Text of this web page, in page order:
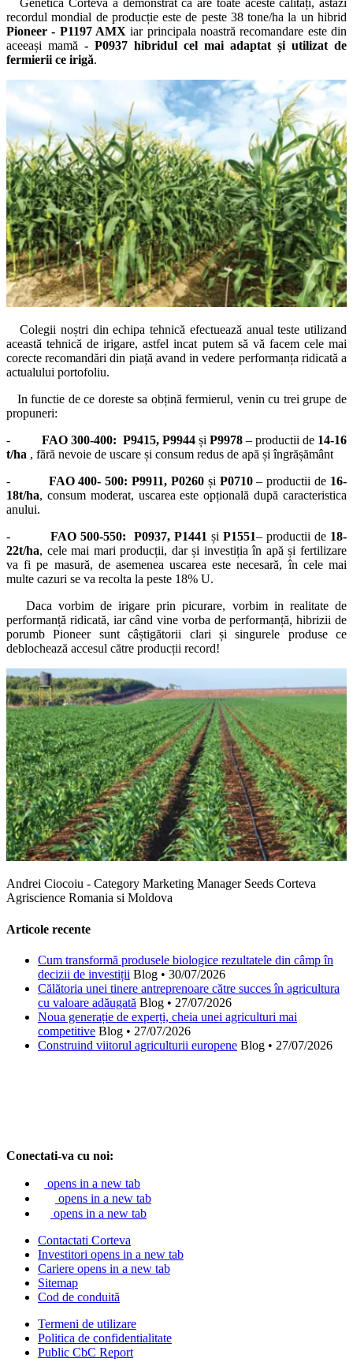
recordul mondial de producție este de peste 38 tone/ha la un hibrid
Pioneer - P1197 AMX iar principala noastră recomandare este din
aceeași mamă - P0937 hibridul cel mai adaptat și utilizat de
fermierii ce irigă.
Colegii noștri din echipa tehnică efectuează anual teste utilizand
această tehnică de irigare, astfel incat putem să vă facem cele mai
corecte recomandări din piață avand in vedere performanța ridicată a
actualului portofoliu.
In functie de ce doreste sa obțină fermierul, venin cu trei grupe de
propuneri:
- FAO 300-400: P9415, P9944 și P9978 – productii de 14-16
t/ha , fără nevoie de uscare și consum redus de apă și îngrășământ
- FAO 400- 500: P9911, P0260și P0710– productii de 16-
18t/ha, consum moderat, uscarea este opțională după caracteristica
anului.
- FAO 500-550: P0937, P1441 și P1551– productii de 18-
22t/ha, cele mai mari producții, dar și investiția în apă și fertilizare
va fi pe masură, de asemenea uscarea este necesară, în cele mai
multe cazuri se va recolta la peste 18% U.
Daca vorbim de irigare prin picurare, vorbim in realitate de
performanță ridicată, iar când vine vorba de performanță, hibrizii de
porumb Pioneer sunt câștigătorii clari și singurele produse ce
deblochează accesul către producții record!
Andrei Ciocoiu - Category Marketing Manager Seeds Corteva
Agriscience Romania si Moldova
Articole recente
Cum transformă produsele biologice rezultatele din câmp în
decizii de investiții Blog • 30/07/2026
Călătoria unei tinere antreprenoare către succes în agricultura
cu valoare adăugată Blog • 27/07/2026
Noua generație de experți, cheia unei agriculturi mai
competitive Blog • 27/07/2026
Construind viitorul agriculturii europene Blog • 27/07/2026
Conectati-va cu noi:
opens in a new tab
opens in a new tab
opens in a new tab
Contactati Corteva
Investitori opens in a new tab
Cariere opens in a new tab
Sitemap
Cod de conduită
Termeni de utilizare
Politica de confidentialitate
Public CbC Report